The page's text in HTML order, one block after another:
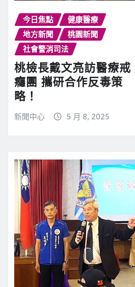
今日焦點
健康醫療
地方新聞
桃園新聞
社會警消司法
桃檢長戴文亮訪醫療戒
癮團 攜研合作反毒策
略！
新聞中心 5 月 8, 2025